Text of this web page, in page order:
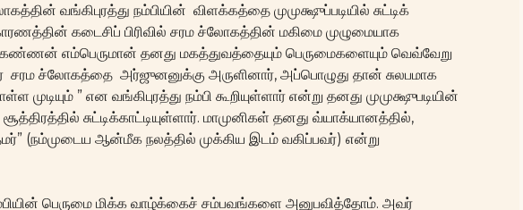
வங்கிபுரத்து நம்பியின் விளக்கத்தை முமுக்ஷுப்படியில் சுட்டிக்
கடைசிப் பிரிவில் சரம ச்லோகத்தின் மகிமை முழுமையாக
“கண்ணன் எம்பெருமான் தனது மகத்துவத்தையும் பெருமைகளையும் வெவ்வேறு
சரம ச்லோகத்தை அர்ஜுனனுக்கு அருளினார், அப்பொழுது தான் சுலபமாக
” என வங்கிபுரத்து நம்பி கூறியுள்ளார் என்று தனது முமுக்ஷுபடியின்
சுட்டிக்காட்டியுள்ளார். மாமுனிகள் தனது வ்யாக்யானத்தில்,
(நம்முடைய ஆன்மீக நலத்தில் முக்கிய இடம் வகிப்பவர்) என்று
பெருமை மிக்க வாழ்க்கைச் சம்பவங்களை அனுபவித்தோம். அவர்